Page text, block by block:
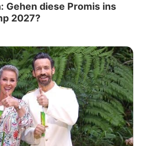
Gehen diese Promis ins
2027?